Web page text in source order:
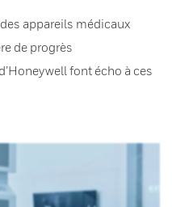
appareils médicaux
de progrès
font écho à ces